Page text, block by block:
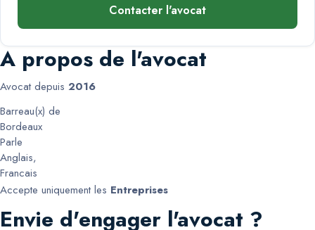
Contacter l'avocat
A propos de l'avocat
Avocat depuis 2016
Barreau(x) de
Bordeaux
Parle
Anglais,
Francais
Accepte uniquement les Entreprises
Envie d'engager l'avocat ?